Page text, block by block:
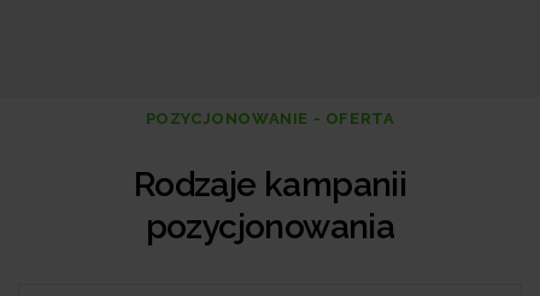
POZYCJONOWANIE - OFERTA
Rodzaje kampanii
pozycjonowania